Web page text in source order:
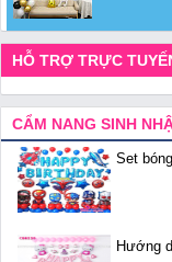
HỖ TRỢ TRỰC
CẨM NANG SINH
Set
Hướng